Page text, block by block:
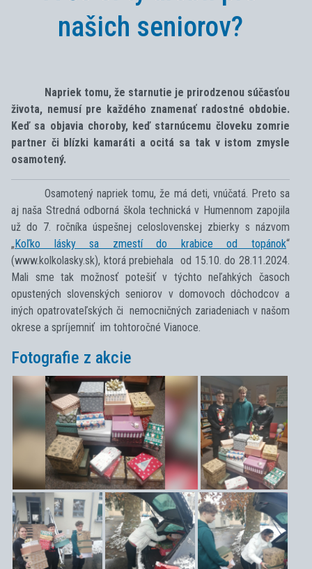
našich seniorov?
Napriek tomu, že starnutie je prirodzenou súčasťou
života, nemusí pre každého znamenať radostné obdobie.
Keď sa objavia choroby, keď starnúcemu človeku zomrie
partner či blízki kamaráti a ocitá sa tak v istom zmysle
osamotený.
Osamotený napriek tomu, že má deti, vnúčatá. Preto sa
aj naša Stredná odborná škola technická v Humennom zapojila
už do 7. ročníka úspešnej celoslovenskej zbierky s názvom
„Koľko lásky sa zmestí do krabice od topánok“
(www.kolkolasky.sk), ktorá prebiehala od 15.10. do 28.11.2024.
Mali sme tak možnosť potešiť v týchto neľahkých časoch
opustených slovenských seniorov v domovoch dôchodcov a
iných opatrovateľských či nemocničných zariadeniach v našom
okrese a spríjemniť im tohtoročné Vianoce.
Fotografie z akcie